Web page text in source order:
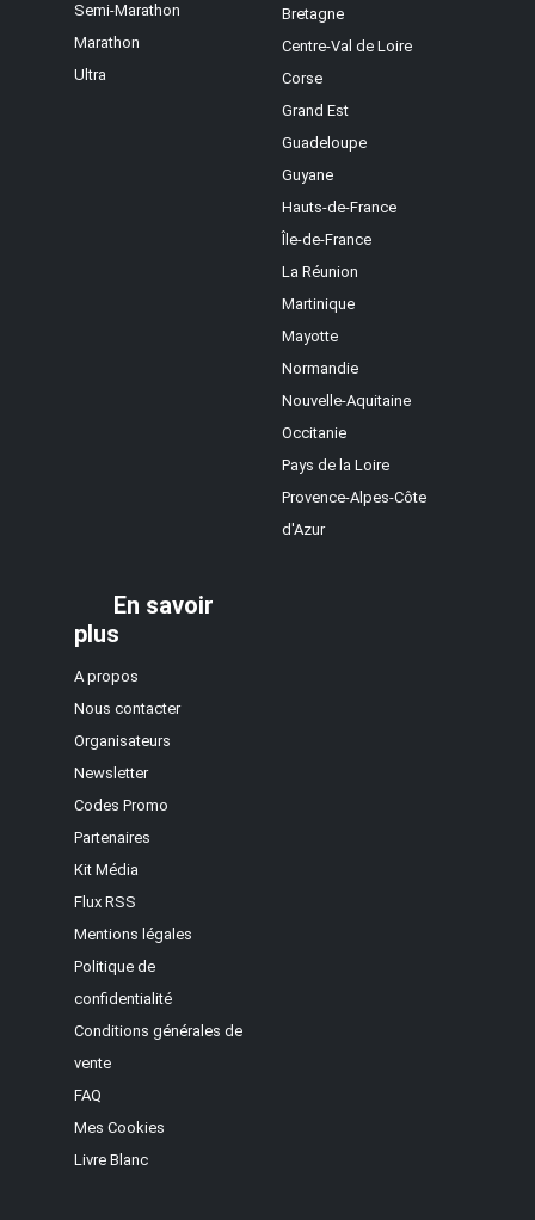
Semi-Marathon
Marathon
Ultra
Bretagne
Centre-Val de Loire
Corse
Grand Est
Guadeloupe
Guyane
Hauts-de-France
Île-de-France
La Réunion
Martinique
Mayotte
Normandie
Nouvelle-Aquitaine
Occitanie
Pays de la Loire
Provence-Alpes-Côte
d'Azur
En savoir
plus
A propos
Nous contacter
Organisateurs
Newsletter
Codes Promo
Partenaires
Kit Média
Flux RSS
Mentions légales
Politique de
confidentialité
Conditions générales de
vente
FAQ
Mes Cookies
Livre Blanc